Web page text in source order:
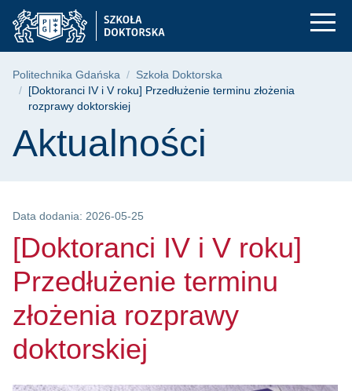
Przejdź
do
menu
Przejdź
do
wyszukiwarki
Przejdź
do
treści
[Doktoranci IV i V
Ścieżka nawigacyjna
Politechnika Gdańska
Szkoła Doktorska
[Doktoranci IV i V roku] Przedłużenie terminu złożenia
rozprawy doktorskiej
Treść strony
Aktualności
Data dodania: 2026-05-25
[Doktoranci IV i V roku]
Przedłużenie terminu
złożenia rozprawy
doktorskiej